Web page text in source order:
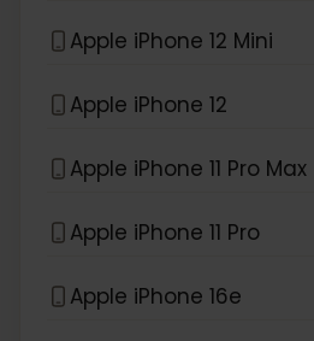
Apple iPhone 12 Mini
Apple iPhone 12
Apple iPhone 11 Pro Max
Apple iPhone 11 Pro
Apple iPhone 16e